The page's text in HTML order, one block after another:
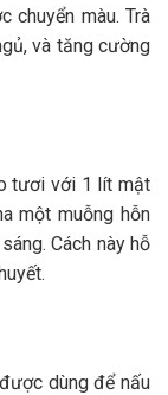
chuyển màu. Trà
và tăng cường
tươi với 1 lít mật
một muỗng hỗn
Cách này hỗ
dùng để nấu